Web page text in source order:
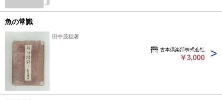
魚の常識
田中茂穂著
古本倶楽部株式会社
￥3,000